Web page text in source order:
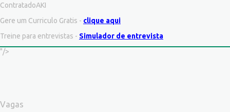
ContratadoAKI
Gere um Curriculo Gratis - clique aqui
Treine para entrevistas - Simulador de entrevista
"/>
Vagas